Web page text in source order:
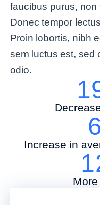
faucibus purus, non
Donec tempor
Proin lobortis, nibh
sem luctus est, sed
odio.
Increase in